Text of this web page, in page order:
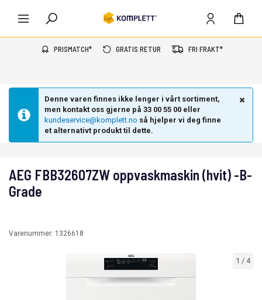
PRISMATCH* GRATIS RETUR FRI FRAKT*
Denne varen finnes ikke lenger i vårt sortiment,
men kontakt oss gjerne på 33 00 55 00 eller
kundeservice@komplett.no så hjelper vi deg finne
et alternativt produkt til dette.
1 / 4
AEG FBB32607ZW oppvaskmaskin (hvit) -B-
Grade
Varenummer: 1326618